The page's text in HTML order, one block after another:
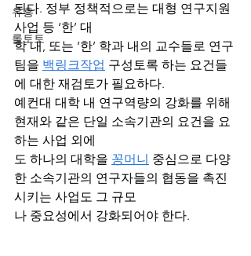
유흥
롤토토
된다. 정부 정책적으로는 대형 연구지원
사업 등 ‘한’ 대
학 내, 또는 ‘한’ 학과 내의 교수들로 연구
팀을 백링크작업 구성토록 하는 요건들
에 대한 재검토가 필요하다.
예컨대 대학 내 연구역량의 강화를 위해
현재와 같은 단일 소속기관의 요건을 요
하는 사업 외에
도 하나의 대학을 꽁머니 중심으로 다양
한 소속기관의 연구자들의 협동을 촉진
시키는 사업도 그 규모
나 중요성에서 강화되어야 한다.